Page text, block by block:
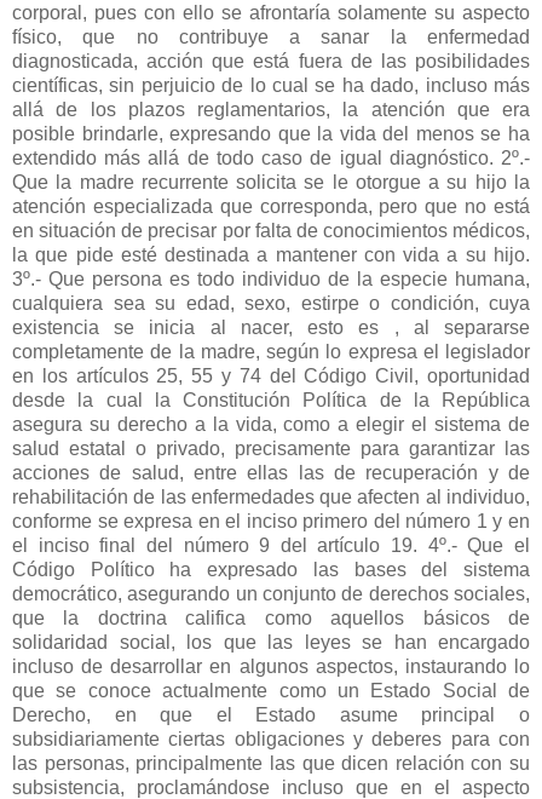
corporal, pues con ello se afrontaría solamente su aspecto
físico, que no contribuye a sanar la enfermedad
diagnosticada, acción que está fuera de las posibilidades
científicas, sin perjuicio de lo cual se ha dado, incluso más
allá de los plazos reglamentarios, la atención que era
posible brindarle, expresando que la vida del menos se ha
extendido más allá de todo caso de igual diagnóstico. 2º.-
Que la madre recurrente solicita se le otorgue a su hijo la
atención especializada que corresponda, pero que no está
en situación de precisar por falta de conocimientos médicos,
la que pide esté destinada a mantener con vida a su hijo.
3º.- Que persona es todo individuo de la especie humana,
cualquiera sea su edad, sexo, estirpe o condición, cuya
existencia se inicia al nacer, esto es , al separarse
completamente de la madre, según lo expresa el legislador
en los artículos 25, 55 y 74 del Código Civil, oportunidad
desde la cual la Constitución Política de la República
asegura su derecho a la vida, como a elegir el sistema de
salud estatal o privado, precisamente para garantizar las
acciones de salud, entre ellas las de recuperación y de
rehabilitación de las enfermedades que afecten al individuo,
conforme se expresa en el inciso primero del número 1 y en
el inciso final del número 9 del artículo 19. 4º.- Que el
Código Político ha expresado las bases del sistema
democrático, asegurando un conjunto de derechos sociales,
que la doctrina califica como aquellos básicos de
solidaridad social, los que las leyes se han encargado
incluso de desarrollar en algunos aspectos, instaurando lo
que se conoce actualmente como un Estado Social de
Derecho, en que el Estado asume principal o
subsidiariamente ciertas obligaciones y deberes para con
las personas, principalmente las que dicen relación con su
subsistencia, proclamándose incluso que en el aspecto